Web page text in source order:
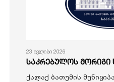
23 ივლისი 2026
საკრებულოს მორიგი
ქალაქ ბათუმის